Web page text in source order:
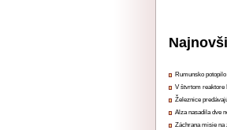
Rumunsko
V štvrtom reaktore
Železnice
Alza nasadila dve
Záchrana misie na